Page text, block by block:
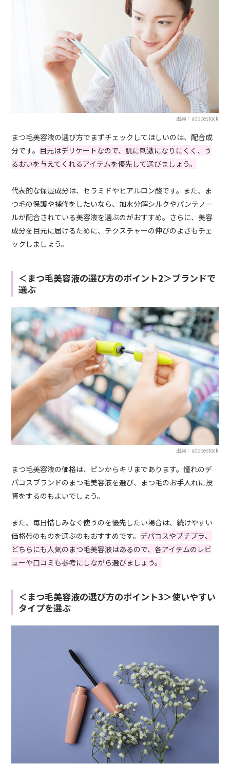
出典：adobestock
まつ毛美容液の選び方でまずチェックしてほしいのは、配合成
分です。 目元はデリケートなので、肌に刺激になりにくく、う
るおいを与えてくれるアイテムを優先して選びましょう。
代表的な保湿成分は、セラミドやヒアルロン酸です。また、ま
つ毛の保護や補修をしたいなら、加水分解シルクやパンテノー
ルが配合されている美容液を選ぶのがおすすめ。さらに、美容
成分を目元に届けるために、テクスチャーの伸びのよさもチェ
ックしましょう。
＜まつ毛美容液の選び方のポイント2＞ブランドで
選ぶ
出典：adobestock
まつ毛美容液の価格は、ピンからキリまであります。憧れのデ
パコスブランドのまつ毛美容液を選び、まつ毛のお手入れに投
資をするのもよいでしょう。
また、毎日惜しみなく使うのを優先したい場合は、続けやすい
価格帯のものを選ぶのもおすすめです。 デパコスやプチプラ、
どちらにも人気のまつ毛美容液はあるので、各アイテムのレビ
ューや口コミも参考にしながら選びましょう。
＜まつ毛美容液の選び方のポイント3＞使いやすい
タイプを選ぶ